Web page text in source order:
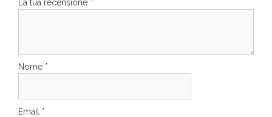
La tua recensione *
Nome *
Email *